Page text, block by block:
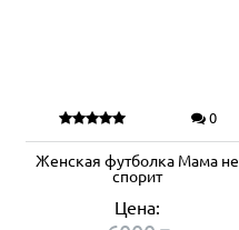
0
Женская футболка Мама не
спорит
Цена: